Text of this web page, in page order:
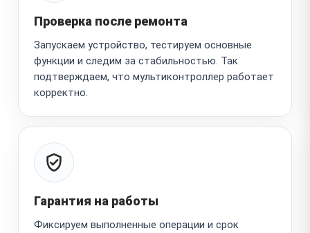
Проверка после ремонта
Запускаем устройство, тестируем основные
функции и следим за стабильностью. Так
подтверждаем, что мультиконтроллер работает
корректно.
Гарантия на работы
Фиксируем выполненные операции и срок